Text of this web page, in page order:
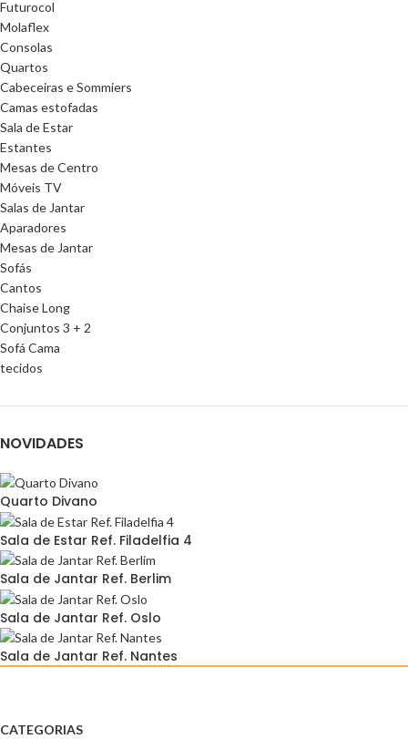
Futurocol
Molaflex
Consolas
Quartos
Cabeceiras e Sommiers
Camas estofadas
Sala de Estar
Estantes
Mesas de Centro
Móveis TV
Salas de Jantar
Aparadores
Mesas de Jantar
Sofás
Cantos
Chaise Long
Conjuntos 3 + 2
Sofá Cama
tecidos
NOVIDADES
Quarto Divano
Sala de Estar Ref. Filadelfia 4
Sala de Jantar Ref. Berlim
Sala de Jantar Ref. Oslo
Sala de Jantar Ref. Nantes
CATEGORIAS